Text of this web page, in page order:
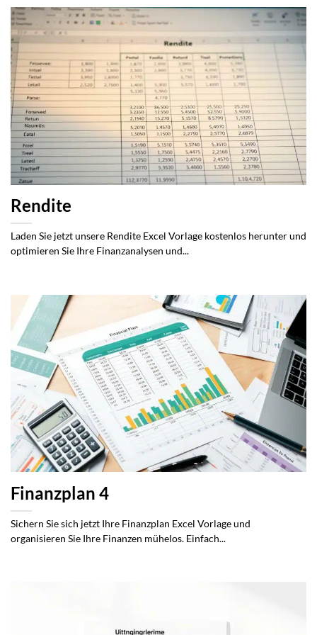
Rendite
Laden Sie jetzt unsere Rendite Excel Vorlage kostenlos herunter und
optimieren Sie Ihre Finanzanalysen und...
Finanzplan 4
Sichern Sie sich jetzt Ihre Finanzplan Excel Vorlage und
organisieren Sie Ihre Finanzen mühelos. Einfach...